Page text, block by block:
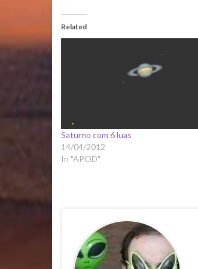
Related
Saturno com 6 luas
14/04/2012
In "APOD"